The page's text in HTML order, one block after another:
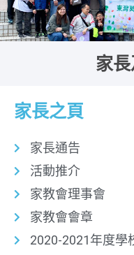
家
家長之頁
家長通告
活動推介
家教會理事會
家教會會章​
2020-2021年度學